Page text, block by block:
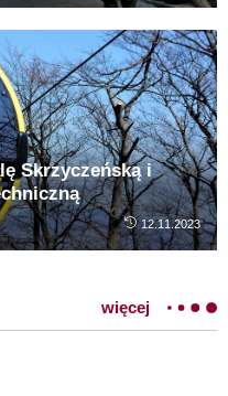
Skrzyczeńską i
12.11.2023
więcej